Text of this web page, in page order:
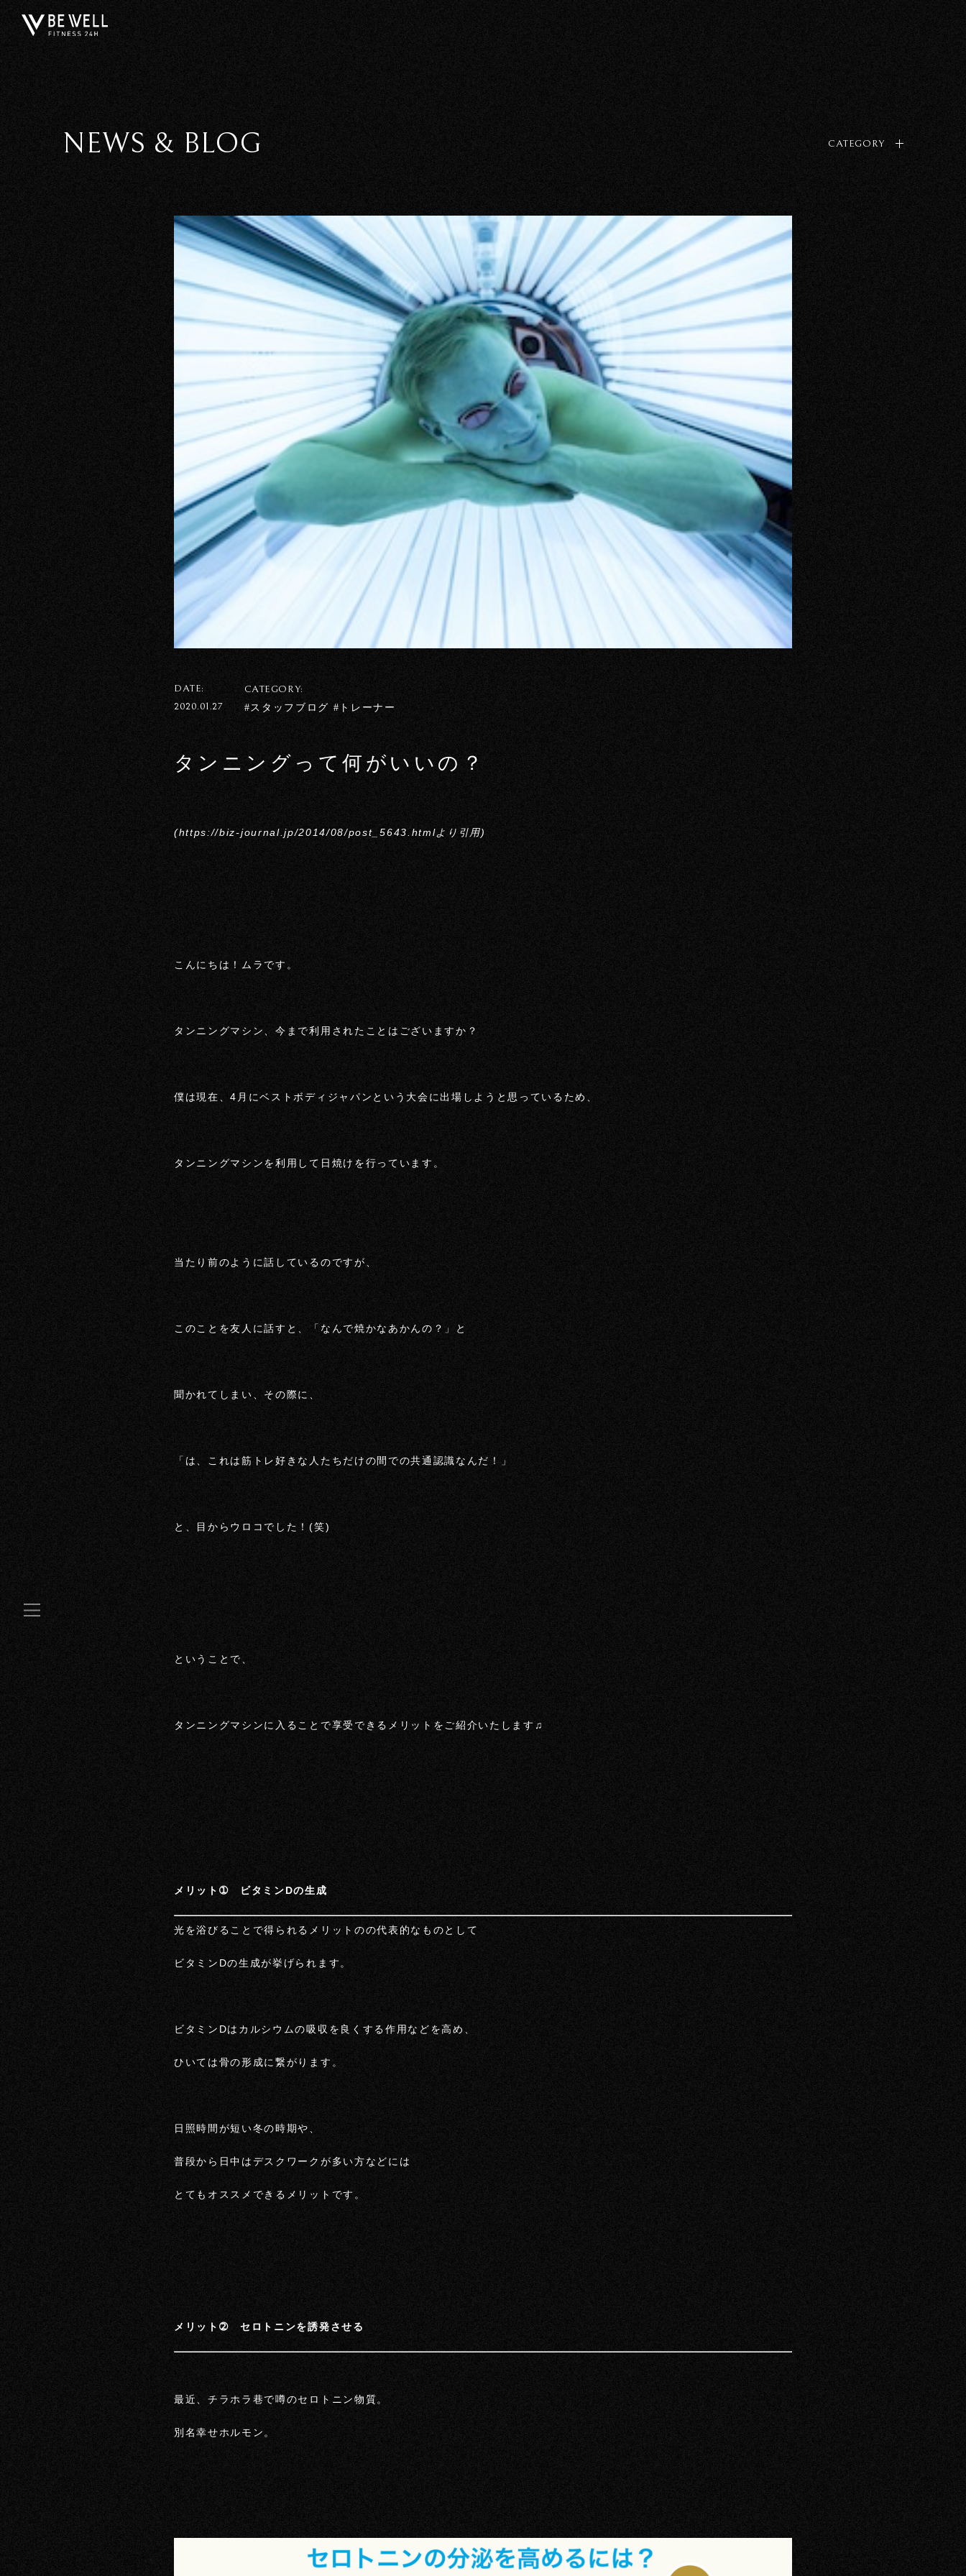
NEWS & BLOG CATEGORY
DATE:
2020.01.27
CATEGORY:
#スタッフブログ #トレーナー
タンニングって何がいいの？
(https://biz-journal.jp/2014/08/post_5643.htmlより引用)
こんにちは！ムラです。
タンニングマシン、今まで利用されたことはございますか？
僕は現在、4月にベストボディジャパンという大会に出場しようと思っているため、
タンニングマシンを利用して日焼けを行っています。
当たり前のように話しているのですが、
このことを友人に話すと、「なんで焼かなあかんの？」と
聞かれてしまい、その際に、
「は、これは筋トレ好きな人たちだけの間での共通認識なんだ！」
と、目からウロコでした！(笑)
ということで、
タンニングマシンに入ることで享受できるメリットをご紹介いたします♫
メリット➀ ビタミンDの生成
光を浴びることで得られるメリットのの代表的なものとして
ビタミンDの生成が挙げられます。
ビタミンDはカルシウムの吸収を良くする作用などを高め、
ひいては骨の形成に繋がります。
日照時間が短い冬の時期や、
普段から日中はデスクワークが多い方などには
とてもオススメできるメリットです。
メリット➁ セロトニンを誘発させる
最近、チラホラ巷で噂のセロトニン物質。
別名幸せホルモン。